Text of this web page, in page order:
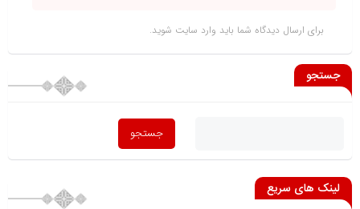
برای ارسال دیدگاه شما باید وارد سایت شوید.
جستجو
لینک های سریع